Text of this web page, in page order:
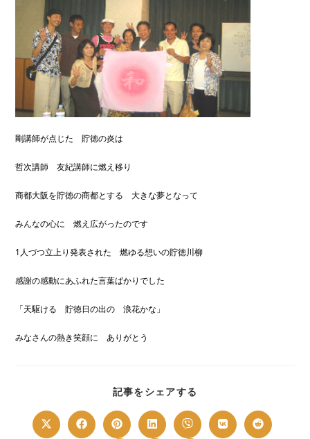
剛講師が点じた 貯徳の炎は
哲次講師 友紀講師に燃え移り
商都大阪を貯徳の商都とする 大きな夢となって
みんなの心に 燃え広がったのです
1人づつ立上り発表された 燃ゆる想いの貯徳川柳
感謝の感動にあふれた言葉ばかりでした
「天駆ける 貯徳日の出の 浪花かな」
みなさんの熱き笑顔に ありがとう
記事をシェアする
CONTENT
Opens
in
Opens
in
Opens
in
Opens
in
Opens
in
Opens
in
Opens
in